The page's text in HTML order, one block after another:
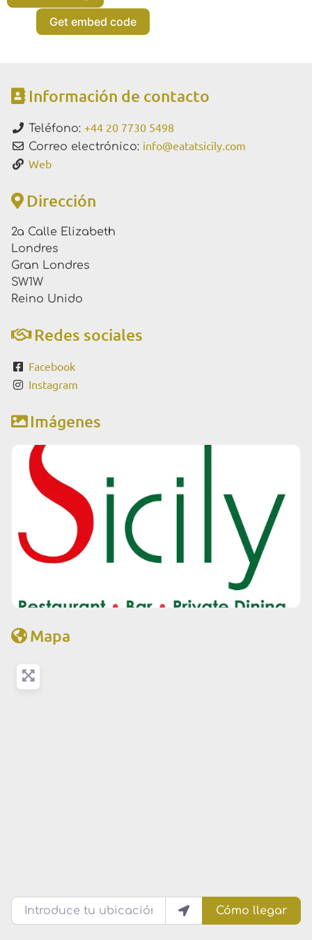
Get embed code
Información de contacto
Teléfono: +44 20 7730 5498
Correo electrónico: info@eatatsicily.com
Web
Dirección
2a Calle Elizabeth
Londres
Gran Londres
SW1W
Reino Unido
Redes sociales
Facebook
Instagram
Imágenes
Mapa
Introduce tu ubicación
Cómo llegar